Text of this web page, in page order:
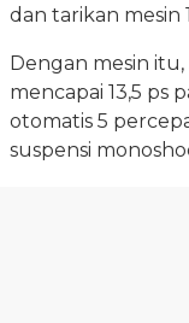
dan tarikan mesin
Dengan mesin
mencapai 13,5 ps
otomatis 5
suspensi